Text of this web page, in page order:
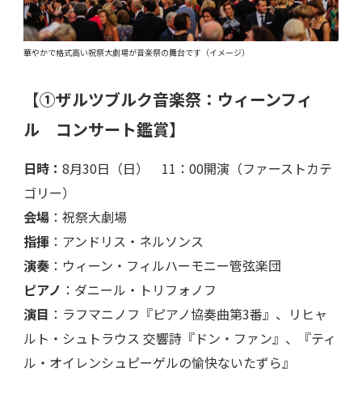
華やかで格式高い祝祭大劇場が音楽祭の舞台です（イメージ）
【①ザルツブルク音楽祭：ウィーンフィ
ル コンサート鑑賞】
日時： 8月30日（日） 11：00開演（ファーストカテ
ゴリー）
会場 ：祝祭大劇場
指揮 ：アンドリス・ネルソンス
演奏 ：ウィーン・フィルハーモニー管弦楽団
ピアノ ：ダニール・トリフォノフ
演目 ：ラフマニノフ『ピアノ協奏曲第3番』、リヒャ
ルト・シュトラウス 交響詩『ドン・ファン』、『ティ
ル・オイレンシュピーゲルの愉快ないたずら』